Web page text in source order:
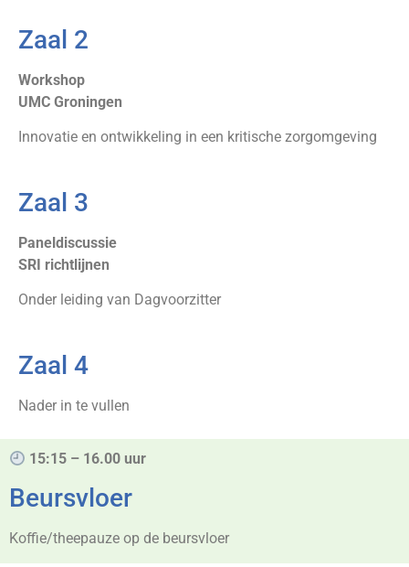
Zaal 2
Workshop
UMC Groningen
Innovatie en ontwikkeling in een kritische zorgomgeving
Zaal 3
Paneldiscussie
SRI richtlijnen
Onder leiding van Dagvoorzitter
Zaal 4
Nader in te vullen
15:15 – 16.00 uur
Beursvloer
Koffie/theepauze op de beursvloer